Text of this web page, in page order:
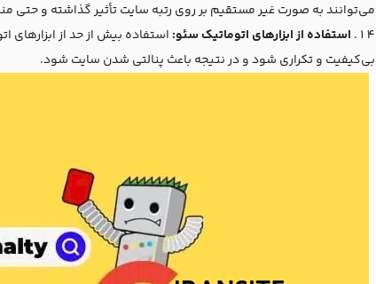
می‌توانند به صورت غیر مستقیم بر روی رتبه سایت تأثیر گذاشته و حتی
استفاده از ابزارهای اتوماتیک سئو: استفاده بیش از حد از ابزارهای
بی‌کیفیت و تکراری شود و در نتیجه باعث پنالتی شدن سایت شود.